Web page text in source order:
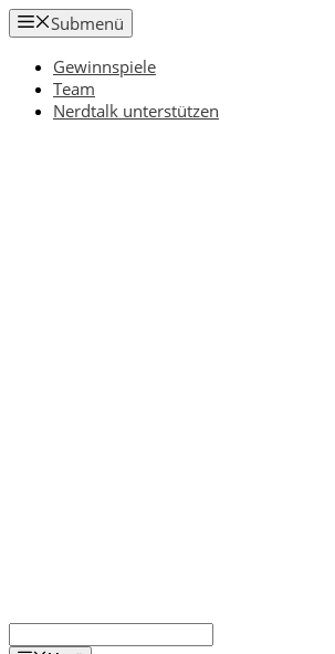
Zum
Inhalt
springen
Submenü
Gewinnspiele
Team
Nerdtalk unterstützen